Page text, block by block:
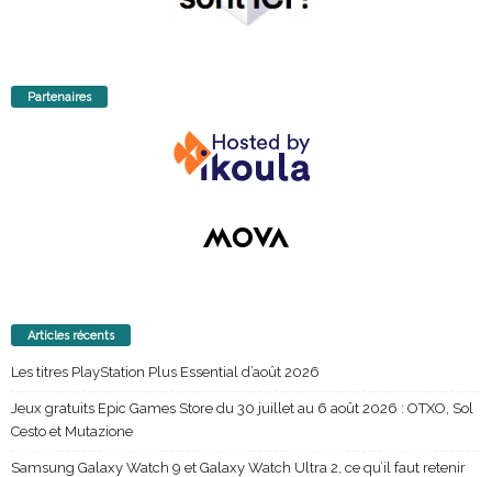
Partenaires
Articles récents
Les titres PlayStation Plus Essential d’août 2026
Jeux gratuits Epic Games Store du 30 juillet au 6 août 2026 : OTXO, Sol
Cesto et Mutazione
Samsung Galaxy Watch 9 et Galaxy Watch Ultra 2, ce qu’il faut retenir